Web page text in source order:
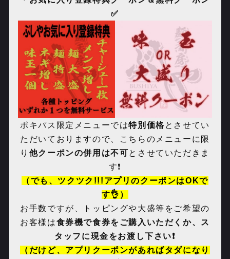
✅
ポキパス限定メニューでは特別価格とさせてい
ただいておりますので、こちらのメニューに限
り 他クーポンの併用は不可とさせていただきま
す❗️
（でも、ツクツク!!!アプリのクーポンはOKで
す👌）
お手数ですが、トッピングや大盛等をご希望の
お客様は食券機で食券をご購入いただくか、ス
タッフに現金をお渡し下さい❗️
（だけど、アプリクーポンがあればタダになり